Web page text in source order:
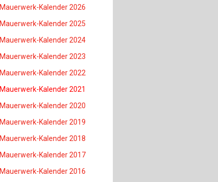
Mauerwerk-Kalender 2026
Mauerwerk-Kalender 2025
Mauerwerk-Kalender 2024
Mauerwerk-Kalender 2023
Mauerwerk-Kalender 2022
Mauerwerk-Kalender 2021
Mauerwerk-Kalender 2020
Mauerwerk-Kalender 2019
Mauerwerk-Kalender 2018
Mauerwerk-Kalender 2017
Mauerwerk-Kalender 2016